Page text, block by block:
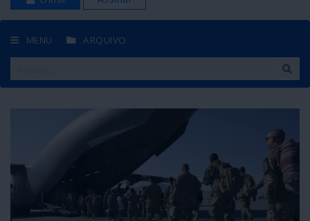
MENU ARQUIVO